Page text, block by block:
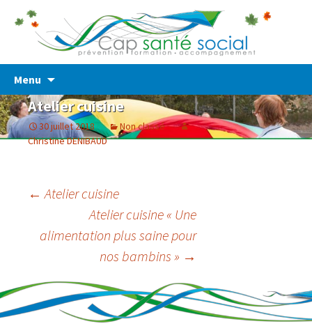
Cap Santé Social
Prévention – Formation – Accompagnement
Menu
content
Atelier cuisine
30 juillet 2018
Non classé
Christine DENIBAUD
Post
navigation
← Atelier cuisine
Atelier cuisine « Une
alimentation plus saine pour
nos bambins » →